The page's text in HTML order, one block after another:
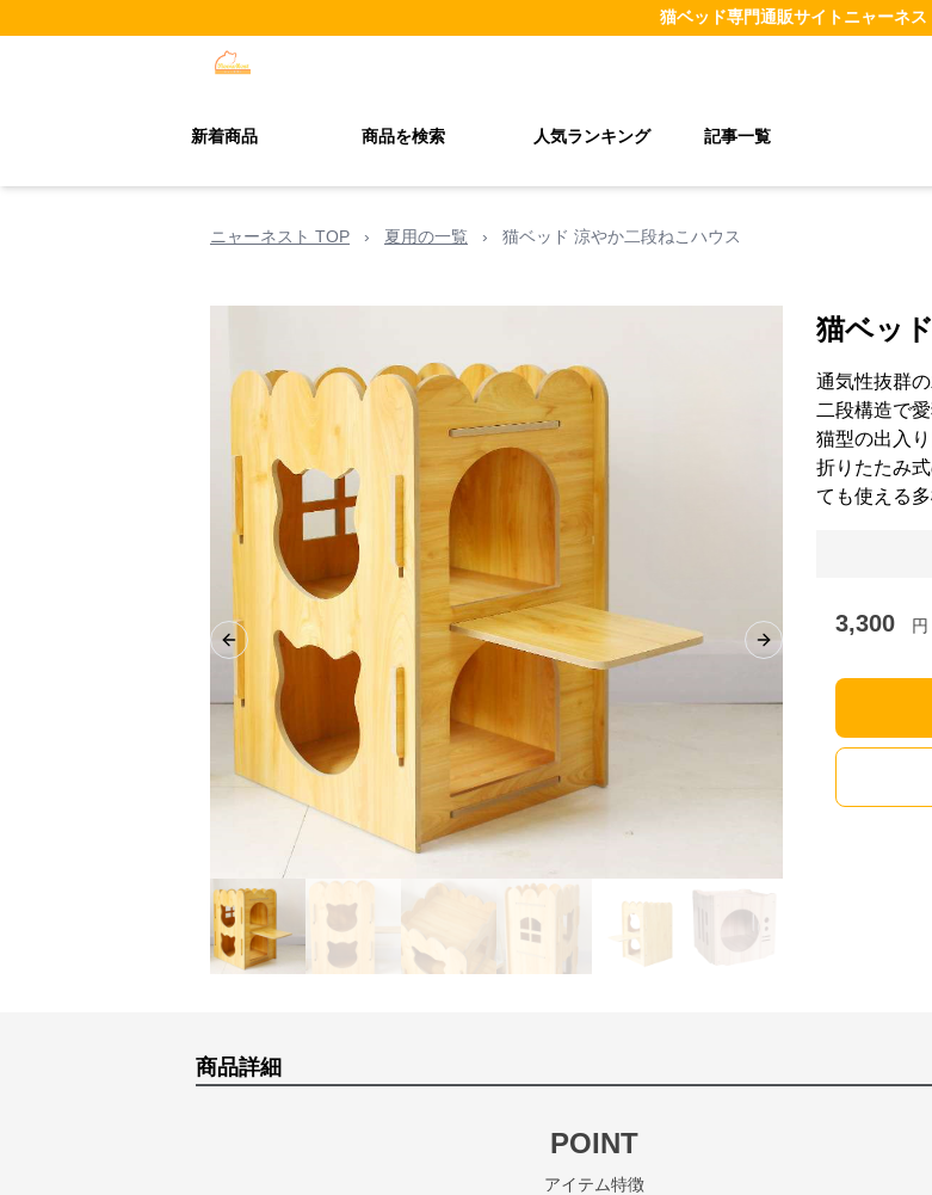
猫ベッド専門通販サイトニャーネス
新着商品 商品を検索 人気ランキング 記事一覧
ニャーネスト TOP › 夏用の一覧 › 猫ベッド 涼やか二段ねこハウス
Previous slide Next slide
猫ベッ
通気性抜群
二段構造で
猫型の出入
折りたたみ
ても使える多
3,300 円
商品詳細
POINT
アイテム特徴